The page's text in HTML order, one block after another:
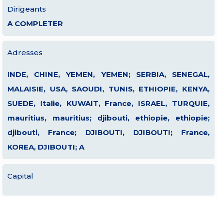
Dirigeants
A COMPLETER
Adresses
INDE, CHINE, YEMEN, YEMEN; SERBIA, SENEGAL,
MALAISIE, USA, SAOUDI, TUNIS, ETHIOPIE, KENYA,
SUEDE, Italie, KUWAIT, France, ISRAEL, TURQUIE,
mauritius, mauritius; djibouti, ethiopie, ethiopie;
djibouti, France; DJIBOUTI, DJIBOUTI; France,
KOREA, DJIBOUTI; A
Capital